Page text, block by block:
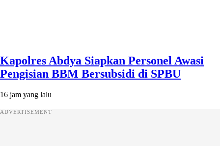
Kapolres Abdya Siapkan Personel Awasi
Pengisian BBM Bersubsidi di SPBU
16 jam yang lalu
ADVERTISEMENT